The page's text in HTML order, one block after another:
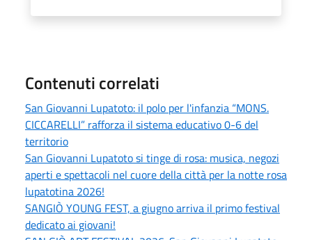
Contenuti correlati
San Giovanni Lupatoto: il polo per l'infanzia “MONS.
CICCARELLI” rafforza il sistema educativo 0-6 del
territorio
San Giovanni Lupatoto si tinge di rosa: musica, negozi
aperti e spettacoli nel cuore della città per la notte rosa
lupatotina 2026!
SANGIÒ YOUNG FEST, a giugno arriva il primo festival
dedicato ai giovani!